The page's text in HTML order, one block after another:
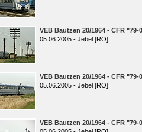
VEB Bautzen 20/1964 - CFR "79-
05.06.2005 - Jebel [RO]
VEB Bautzen 20/1964 - CFR "79-
05.06.2005 - Jebel [RO]
VEB Bautzen 20/1964 - CFR "79-